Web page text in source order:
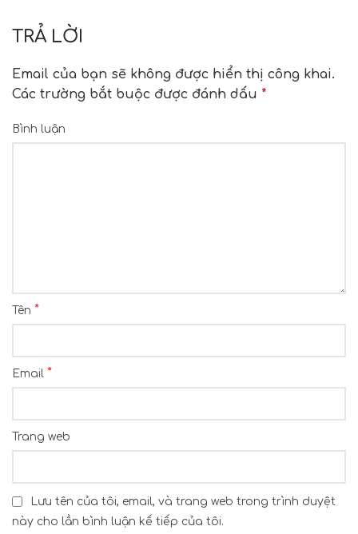
TRẢ LỜI
Email của bạn sẽ không được hiển thị công khai.
Các trường bắt buộc được đánh dấu *
Bình luận
Tên *
Email *
Trang web
Lưu tên của tôi, email, và trang web trong trình duyệt
này cho lần bình luận kế tiếp của tôi.